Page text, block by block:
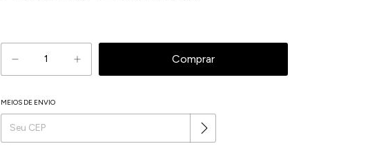
Entregas para o CEP:
MEIOS DE ENVIO